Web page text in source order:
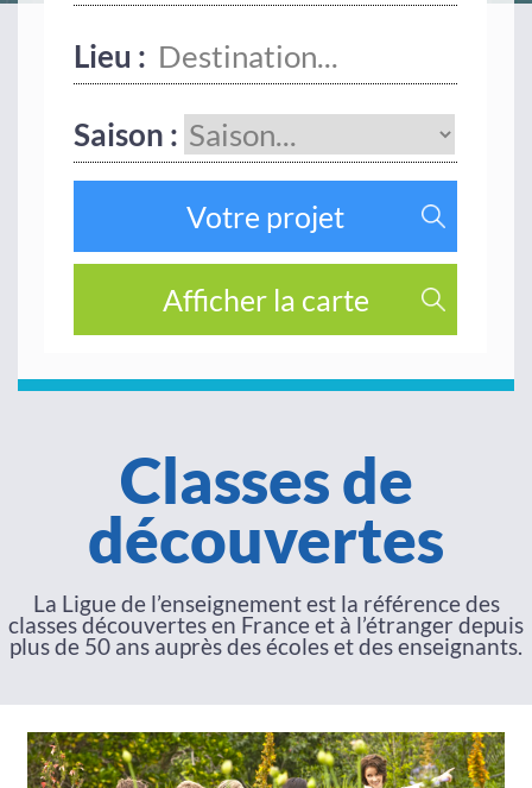
Lieu :
Saison :
Classes de
découvertes
La Ligue de l’enseignement est la référence des
classes découvertes en France et à l’étranger depuis
plus de 50 ans auprès des écoles et des enseignants.